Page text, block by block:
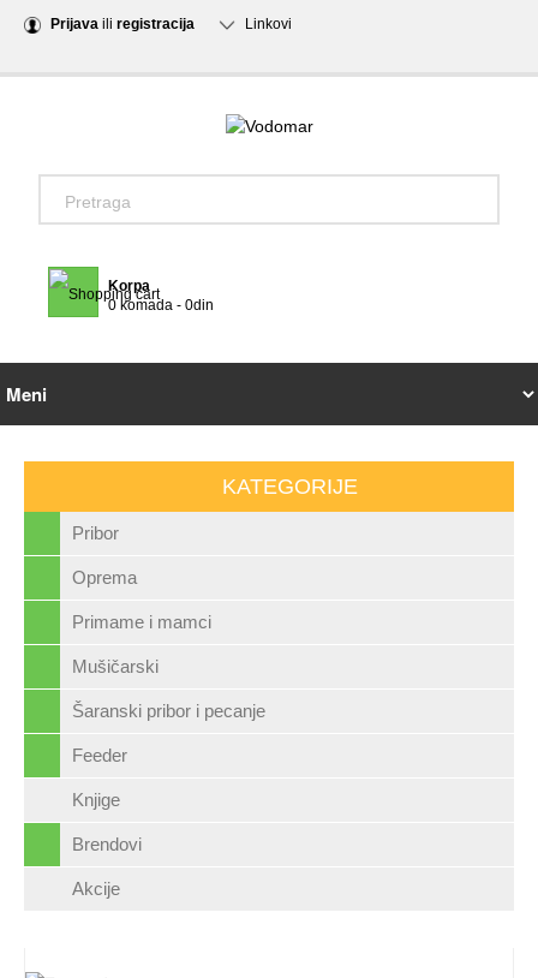
Prijava ili registracija Linkovi
Korpa
0 komada - 0din
KATEGORIJE
Pribor
Oprema
Primame i mamci
Mušičarski
Šaranski pribor i pecanje
Feeder
Knjige
Brendovi
Akcije